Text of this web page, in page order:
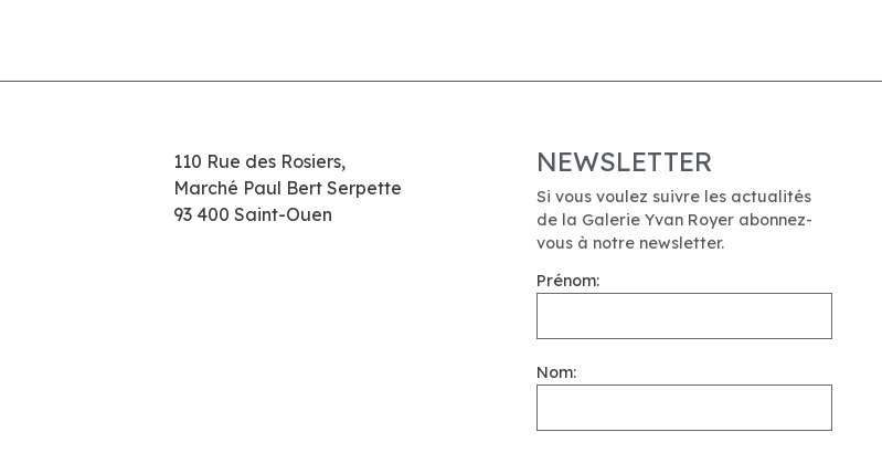
110 Rue des Rosiers,
Marché Paul Bert Serpette
93 400 Saint-Ouen
NEWSLETTER
Si vous voulez suivre les actualités
de la Galerie Yvan Royer abonnez-
vous à notre newsletter.
Prénom:
Nom: